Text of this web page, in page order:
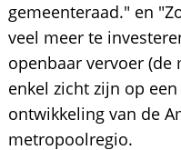
gemeenteraad." en
veel meer te
openbaar vervoer (de
enkel zicht zijn op
ontwikkeling van de
metropoolregio.